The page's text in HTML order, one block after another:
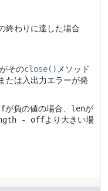
終わりに達した場合
そのclose() メソッド
たは入出力エラーが発
が負の値の場合、 lenが
- offより大きい場